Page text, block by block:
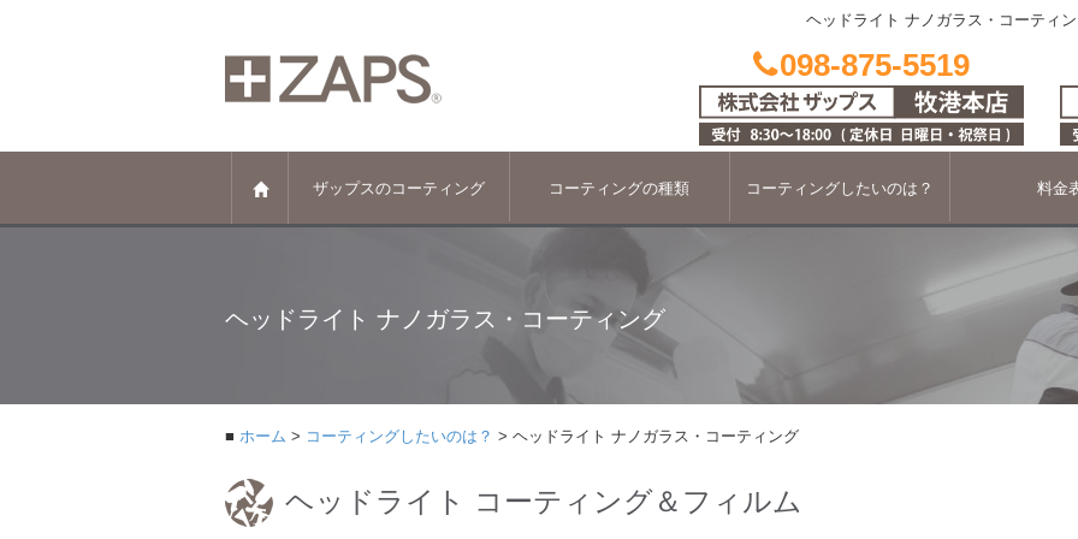
ヘッドライト ナノガラス・コーティ
098-875-5519
ザップスのコーティング コーティングの種類 コーティングしたいのは？ 料金
ヘッドライト ナノガラス・コーティング
ホーム コーティングしたいのは？ ヘッドライト ナノガラス・コーティング
ヘッドライト コーティング＆フィルム